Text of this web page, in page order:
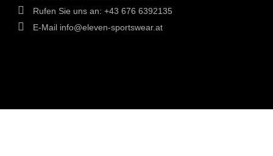
Rufen Sie uns an: +43 676 6392135
E-Mail info@eleven-sportswear.at